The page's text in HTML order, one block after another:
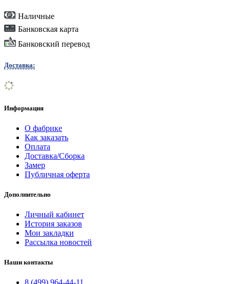
Наличные
Банковская карта
Банковский перевод
Доставка:
Информация
О фабрике
Как заказать
Оплата
Доставка/Сборка
Замер
Публичная оферта
Дополнительно
Личный кабинет
История заказов
Мои закладки
Рассылка новостей
Наши контакты